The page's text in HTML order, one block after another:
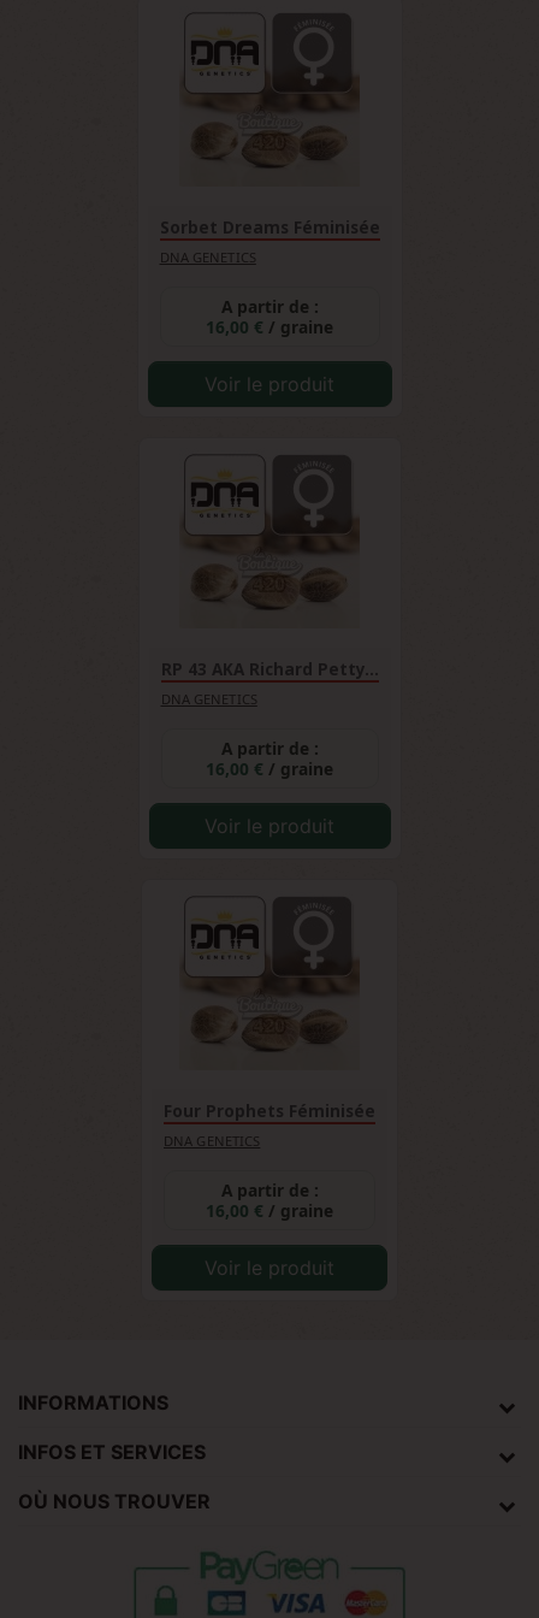
Sorbet Dreams Féminisée
DNA GENETICS
A partir de :
16,00 € / graine
Voir le produit
RP 43 AKA Richard Petty...
DNA GENETICS
A partir de :
16,00 € / graine
Voir le produit
Four Prophets Féminisée
DNA GENETICS
A partir de :
16,00 € / graine
Voir le produit
INFORMATIONS
INFOS ET SERVICES
OÙ NOUS TROUVER